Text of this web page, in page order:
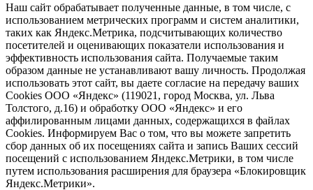
Наш сайт обрабатывает полученные данные, в том числе, с
использованием метрических программ и систем аналитики,
таких как Яндекс.Метрика, подсчитывающих количество
посетителей и оценивающих показатели использования и
эффективность использования сайта. Получаемые таким
образом данные не устанавливают вашу личность. Продолжая
использовать этот сайт, вы даете согласие на передачу ваших
Cookies ООО «Яндекс» (119021, город Москва, ул. Льва
Толстого, д.16) и обработку ООО «Яндекс» и его
аффилированным лицами данных, содержащихся в файлах
Cookies. Информируем Вас о том, что вы можете запретить
сбор данных об их посещениях сайта и запись Ваших сессий
посещений с использованием Яндекс.Метрики, в том числе
путем использования расширения для браузера «Блокировщик
Яндекс.Метрики».